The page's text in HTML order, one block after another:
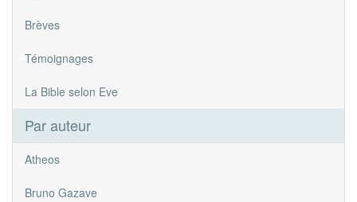
Brèves
Témoignages
La Bible selon Eve
Par auteur
Atheos
Bruno Gazave